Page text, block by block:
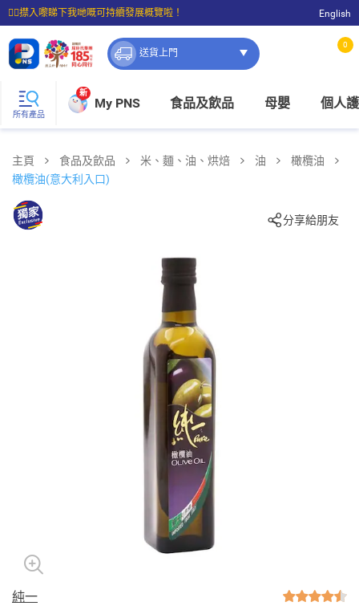
☝🏼㩒入嚟睇下我哋嘅可持續發展概覽啦！
⭐購物滿$399即享免費送貨；滿$100即可免費店取。
English
送貨上門
0
所有產品
新
My PNS 食品及飲品 母嬰 個人
主頁 食品及飲品 米、麵、油、烘焙 油
橄欖油
橄欖油(意大利入口)
分享給朋友
純一